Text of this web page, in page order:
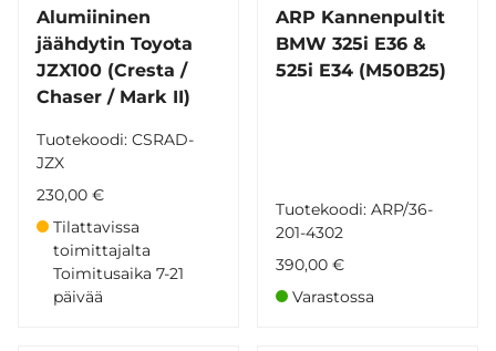
Alumiininen
jäähdytin Toyota
JZX100 (Cresta /
Chaser / Mark II)
Tuotekoodi: CSRAD-
JZX
230,00 €
Tilattavissa
toimittajalta
Toimitusaika 7-21
päivää
ARP Kannenpultit
BMW 325i E36 &
525i E34 (M50B25)
Tuotekoodi: ARP/36-
201-4302
390,00 €
Varastossa